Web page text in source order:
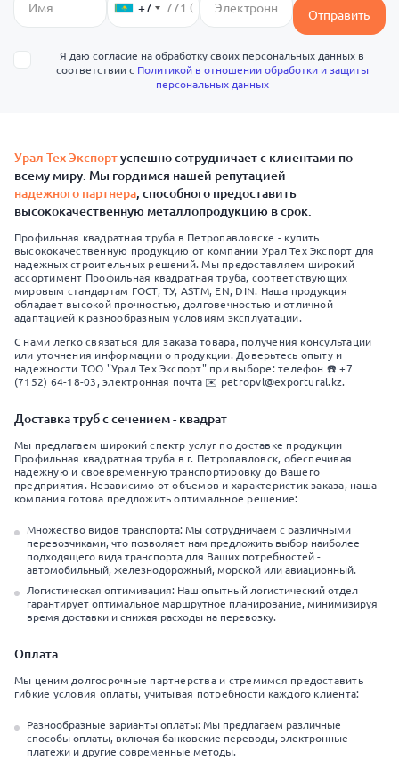
+7 Отправить
Я даю согласие на обработку своих персональных данных в
соответствии с Политикой в отношении обработки и защиты
персональных данных
Урал Тех Экспортуспешно сотрудничает с клиентами по
всему миру. Мы гордимся нашей репутацией
надежного партнера, способного предоставить
высококачественную металлопродукцию в срок.
Профильная квадратная труба в Петропавловске - купить
высококачественную продукцию от компании Урал Тех Экспорт для
надежных строительных решений. Мы предоставляем широкий
ассортимент Профильная квадратная труба, соответствующих
мировым стандартам ГОСТ, ТУ, ASTM, EN, DIN. Наша продукция
обладает высокой прочностью, долговечностью и отличной
адаптацией к разнообразным условиям эксплуатации.
С нами легко связаться для заказа товара, получения консультации
или уточнения информации о продукции. Доверьтесь опыту и
надежности ТОО "Урал Тех Экспорт" при выборе: телефон ☎️ +7
(7152) 64-18-03, электронная почта ✉️ petropvl@exportural.kz.
Доставка труб с сечением - квадрат
Мы предлагаем широкий спектр услуг по доставке продукции
Профильная квадратная труба в г. Петропавловск, обеспечивая
надежную и своевременную транспортировку до Вашего
предприятия. Независимо от объемов и характеристик заказа, наша
компания готова предложить оптимальное решение:
Множество видов транспорта: Мы сотрудничаем с различными
перевозчиками, что позволяет нам предложить выбор наиболее
подходящего вида транспорта для Ваших потребностей -
автомобильный, железнодорожный, морской или авиационный.
Логистическая оптимизация: Наш опытный логистический отдел
гарантирует оптимальное маршрутное планирование, минимизируя
время доставки и снижая расходы на перевозку.
Оплата
Мы ценим долгосрочные партнерства и стремимся предоставить
гибкие условия оплаты, учитывая потребности каждого клиента:
Разнообразные варианты оплаты: Мы предлагаем различные
способы оплаты, включая банковские переводы, электронные
платежи и другие современные методы.